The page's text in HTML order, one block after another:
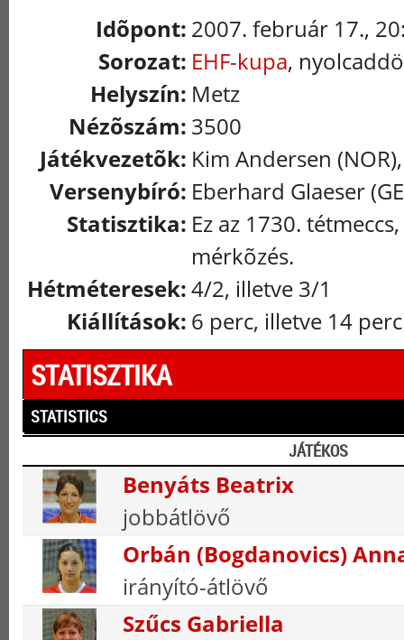
Idõpont: 2007. február 17.,
Sorozat: EHF-kupa,
Helyszín: Metz
Nézõszám: 3500
Játékvezetõk: Kim Andersen
Versenybíró: Eberhard Glaeser
Statisztika: Ez az 1730.
mérkõzés.
Hétméteresek:4/2, illetve 3/1
Kiállítások: 6 perc, illetve 14 perc
STATISZTIKA
STATISTICS
JÁTÉKOS
Benyáts Beatrix
jobbátlövő
Orbán (Bogdanovics)
irányító-átlövő
Szűcs Gabriella